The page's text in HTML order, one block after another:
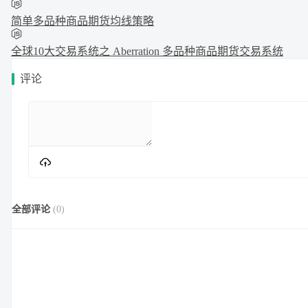
简单多品种商品期货均线策略
全球10大交易系统之 Aberration 多品种商品期货交易系统
评论
全部评论 (0)